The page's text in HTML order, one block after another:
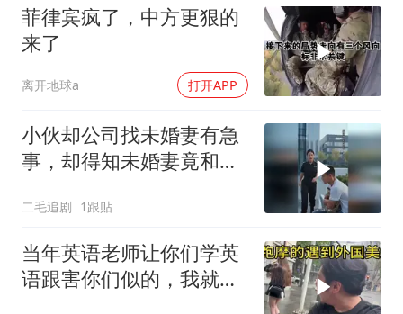
菲律宾疯了，中方更狠的
来了
离开地球a 打开APP
小伙却公司找未婚妻有急
事，却得知未婚妻竟和别
二毛追剧 1跟贴
当年英语老师让你们学英
语跟害你们似的，我就是